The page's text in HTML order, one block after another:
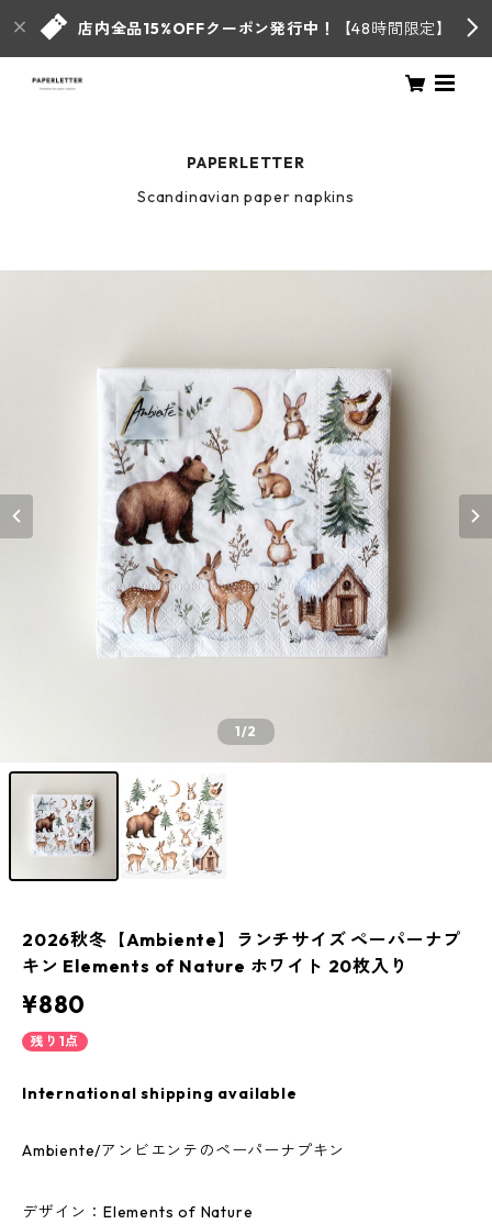
店内全品15%OFFクーポン発行中！ 【48時間限定】
PAPERLETTER
Scandinavian paper napkins
1/2
2026秋冬【Ambiente】ランチサイズ ペーパーナプ
キン Elements of Nature ホワイト 20枚入り
¥880
残り1点
International shipping available
Ambiente/アンビエンテのペーパーナプキン
デザイン：Elements of Nature